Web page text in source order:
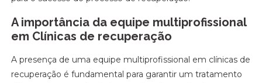
A importância da equipe multiprofissional
em Clínicas de recuperação
A presença de uma equipe multiprofissional em clínicas de
recuperação é fundamental para garantir um tratamento